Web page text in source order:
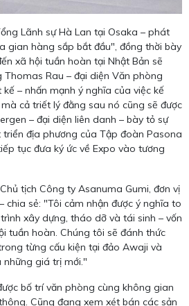
Lãnh sự Hà Lan tại Osaka – phát
gian hàng sắp bắt đầu", đồng thời bày
xã hội tuần hoàn tại Nhật Bản sẽ
Rau – đại diện Văn phòng
kế – nhấn mạnh ý nghĩa của việc kế
cả triết lý đằng sau nó cũng sẽ được
– đại diện liên danh – bày tỏ sự
địa phương của Tập đoàn Pasona
tục đưa ký ức về Expo vào tương
tịch Công ty Asanuma Gumi, đơn vị
chia sẻ: "Tôi cảm nhận được ý nghĩa to
xây dựng, tháo dỡ và tái sinh – vốn
tuần hoàn. Chúng tôi sẽ đánh thức
từng cấu kiện tại đảo Awaji và
giá trị mới."
bố trí văn phòng cùng không gian
Cũng đang xem xét bán các sản